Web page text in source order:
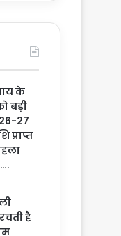
के
बड़ी
27
प्राप्त
है